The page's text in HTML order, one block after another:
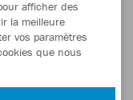
afficher des
la meilleure
vos paramètres
que nous